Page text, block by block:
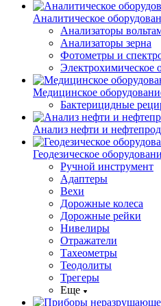
Аналитическое
Анализаторы
Анализаторы зерна
Фотометры и
Электрохимическое
Медицинское
Бактерицидные
Анализ нефти и
Геодезическое
Ручной инструмент
Адаптеры
Вехи
Дорожные колеса
Дорожные рейки
Нивелиры
Отражатели
Тахеометры
Теодолиты
Трегеры
Еще